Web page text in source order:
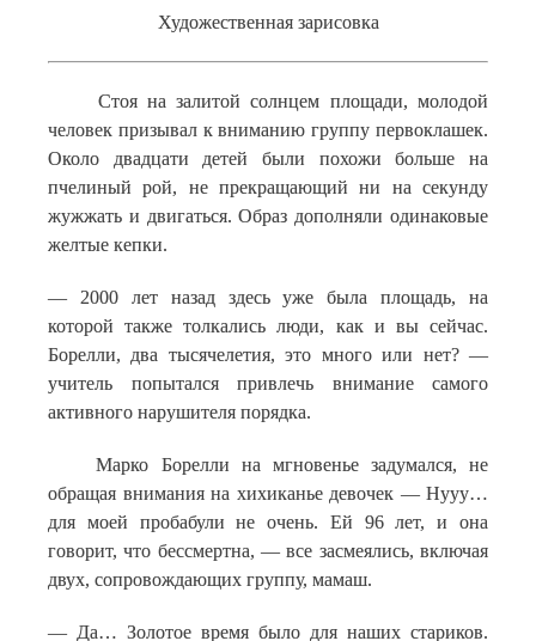
Художественная зарисовка
Стоя на залитой солнцем площади, молодой
человек призывал к вниманию группу первоклашек.
Около двадцати детей были похожи больше на
пчелиный рой, не прекращающий ни на секунду
жужжать и двигаться. Образ дополняли одинаковые
желтые кепки.
— 2000 лет назад здесь уже была площадь, на
которой также толкались люди, как и вы сейчас.
Борелли, два тысячелетия, это много или нет? —
учитель попытался привлечь внимание самого
активного нарушителя порядка.
Марко Борелли на мгновенье задумался, не
обращая внимания на хихиканье девочек — Нууу…
для моей пробабули не очень. Ей 96 лет, и она
говорит, что бессмертна, — все засмеялись, включая
двух, сопровождающих группу, мамаш.
— Да… Золотое время было для наших стариков.